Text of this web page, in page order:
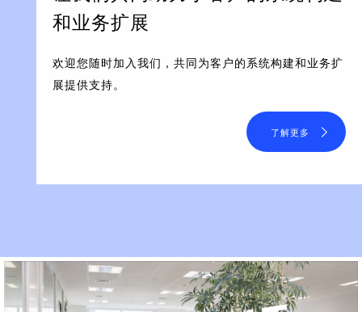
和业务扩展
欢迎您随时加入我们，共同为客户的系统构建和业务扩
展提供支持。
了解更多